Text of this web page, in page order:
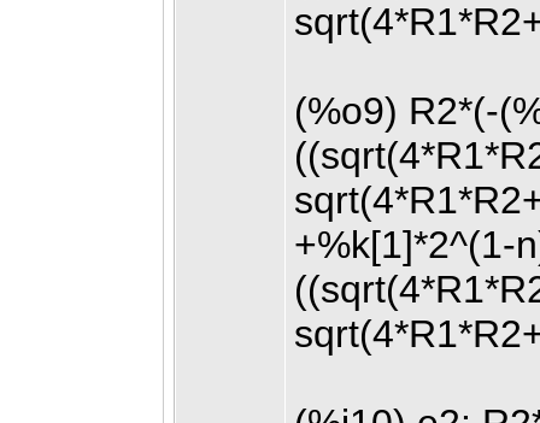
(%o9) R2*(-
+%k[1]*2^(1-